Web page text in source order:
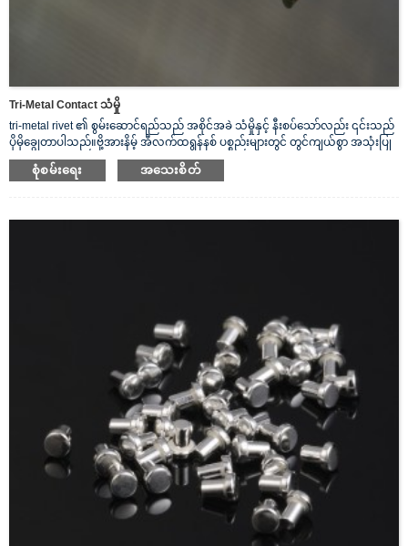
Tri-Metal Contact သံမှို
tri-metal rivet ၏ စွမ်းဆောင်ရည်သည် အစိုင်အခဲ သံမှိုနှင့် နီးစပ်သော်လည်း ၎င်းသည်
ပိုမိုချွေတာပါသည်။ဗို့အားနိမ့် အီလက်ထရွန်နစ် ပစ္စည်းများတွင် တွင်ကျယ်စွာ အသုံးပြု
သည်။ခလုတ်များ၊ relays၊ contactors၊ controller စသည်တို့ကဲ့သို့။
စုံစမ်းရေး အသေးစိတ်